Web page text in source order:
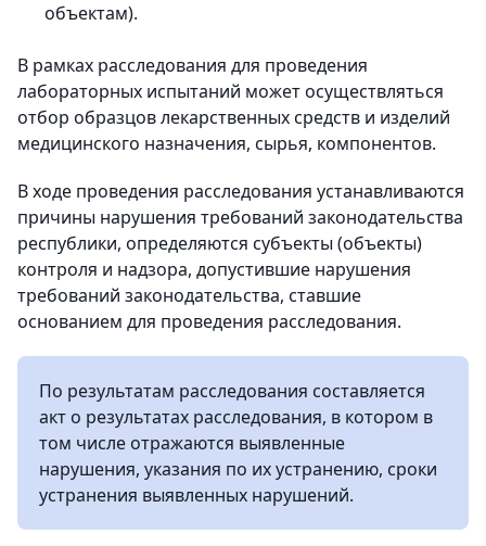
объектам).
В рамках расследования для проведения
лабораторных испытаний может осуществляться
отбор образцов лекарственных средств и изделий
медицинского назначения, сырья, компонентов.
В ходе проведения расследования устанавливаются
причины нарушения требований законодательства
республики, определяются субъекты (объекты)
контроля и надзора, допустившие нарушения
требований законодательства, ставшие
основанием для проведения расследования.
По результатам расследования составляется
акт о результатах расследования, в котором в
том числе отражаются выявленные
нарушения, указания по их устранению, сроки
устранения выявленных нарушений.